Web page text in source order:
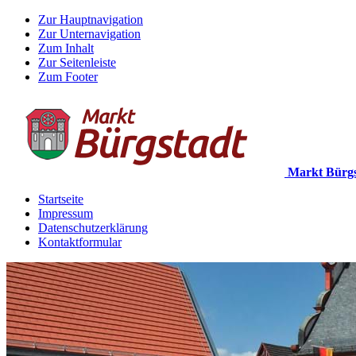
Zur Hauptnavigation
Zur Unternavigation
Zum Inhalt
Zur Seitenleiste
Zum Footer
Markt
Startseite
Impressum
Datenschutzerklärung
Kontaktformular